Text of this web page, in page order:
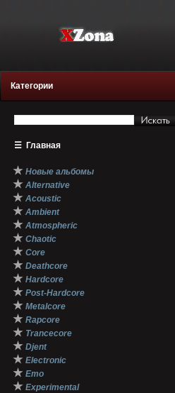
Категории
☰ Главная
★ Новые альбомы
★ Alternative
★ Acoustic
★ Ambient
★ Atmospheric
★ Chaotic
★ Core
★ Deathcore
★ Hardcore
★ Post-Hardcore
★ Metalcore
★ Rapcore
★ Trancecore
★ Djent
★ Electronic
★ Emo
★ Experimental